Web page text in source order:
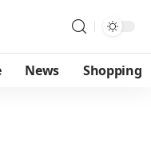
News Shopping